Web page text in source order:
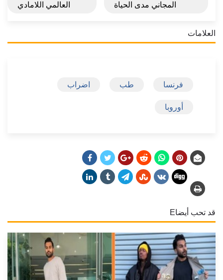
المجاني مدى الحياة
العالمي اللامادي
العلامات
فرنسا طب اضراب
أوروبا
قد تحب أيضاE